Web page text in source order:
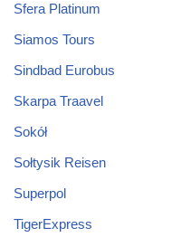
Sfera Platinum
Siamos Tours
Sindbad Eurobus
Skarpa Traavel
Sokół
Sołtysik Reisen
Superpol
TigerExpress